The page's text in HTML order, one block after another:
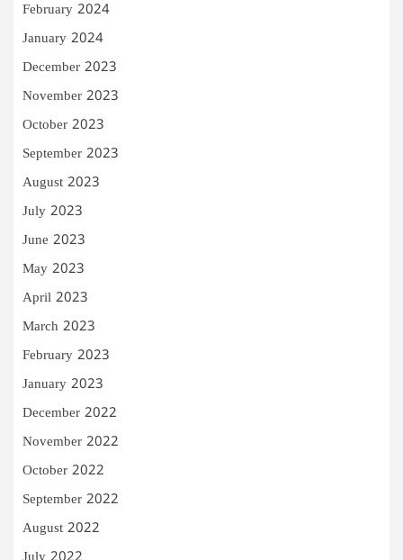
February 2024
January 2024
December 2023
November 2023
October 2023
September 2023
August 2023
July 2023
June 2023
May 2023
April 2023
March 2023
February 2023
January 2023
December 2022
November 2022
October 2022
September 2022
August 2022